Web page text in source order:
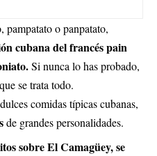
pampatato o panpatato,
cubana del francés pain
Si nunca lo has probado,
se trata todo.
comidas típicas cubanas,
de grandes personalidades.
sobre El Camagüey, se